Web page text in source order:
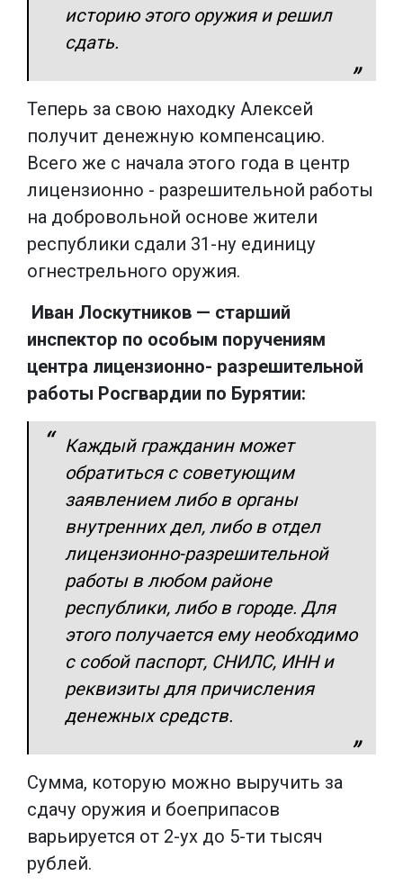
историю этого оружия и решил
сдать.
Теперь за свою находку Алексей
получит денежную компенсацию.
Всего же с начала этого года в центр
лицензионно - разрешительной работы
на добровольной основе жители
республики сдали 31-ну единицу
огнестрельного оружия.
Иван Лоскутников — старший
инспектор по особым поручениям
центра лицензионно- разрешительной
работы Росгвардии по Бурятии:
Каждый гражданин может
обратиться с советующим
заявлением либо в органы
внутренних дел, либо в отдел
лицензионно-разрешительной
работы в любом районе
республики, либо в городе. Для
этого получается ему необходимо
с собой паспорт, СНИЛС, ИНН и
реквизиты для причисления
денежных средств.
Сумма, которую можно выручить за
сдачу оружия и боеприпасов
варьируется от 2-ух до 5-ти тысяч
рублей.